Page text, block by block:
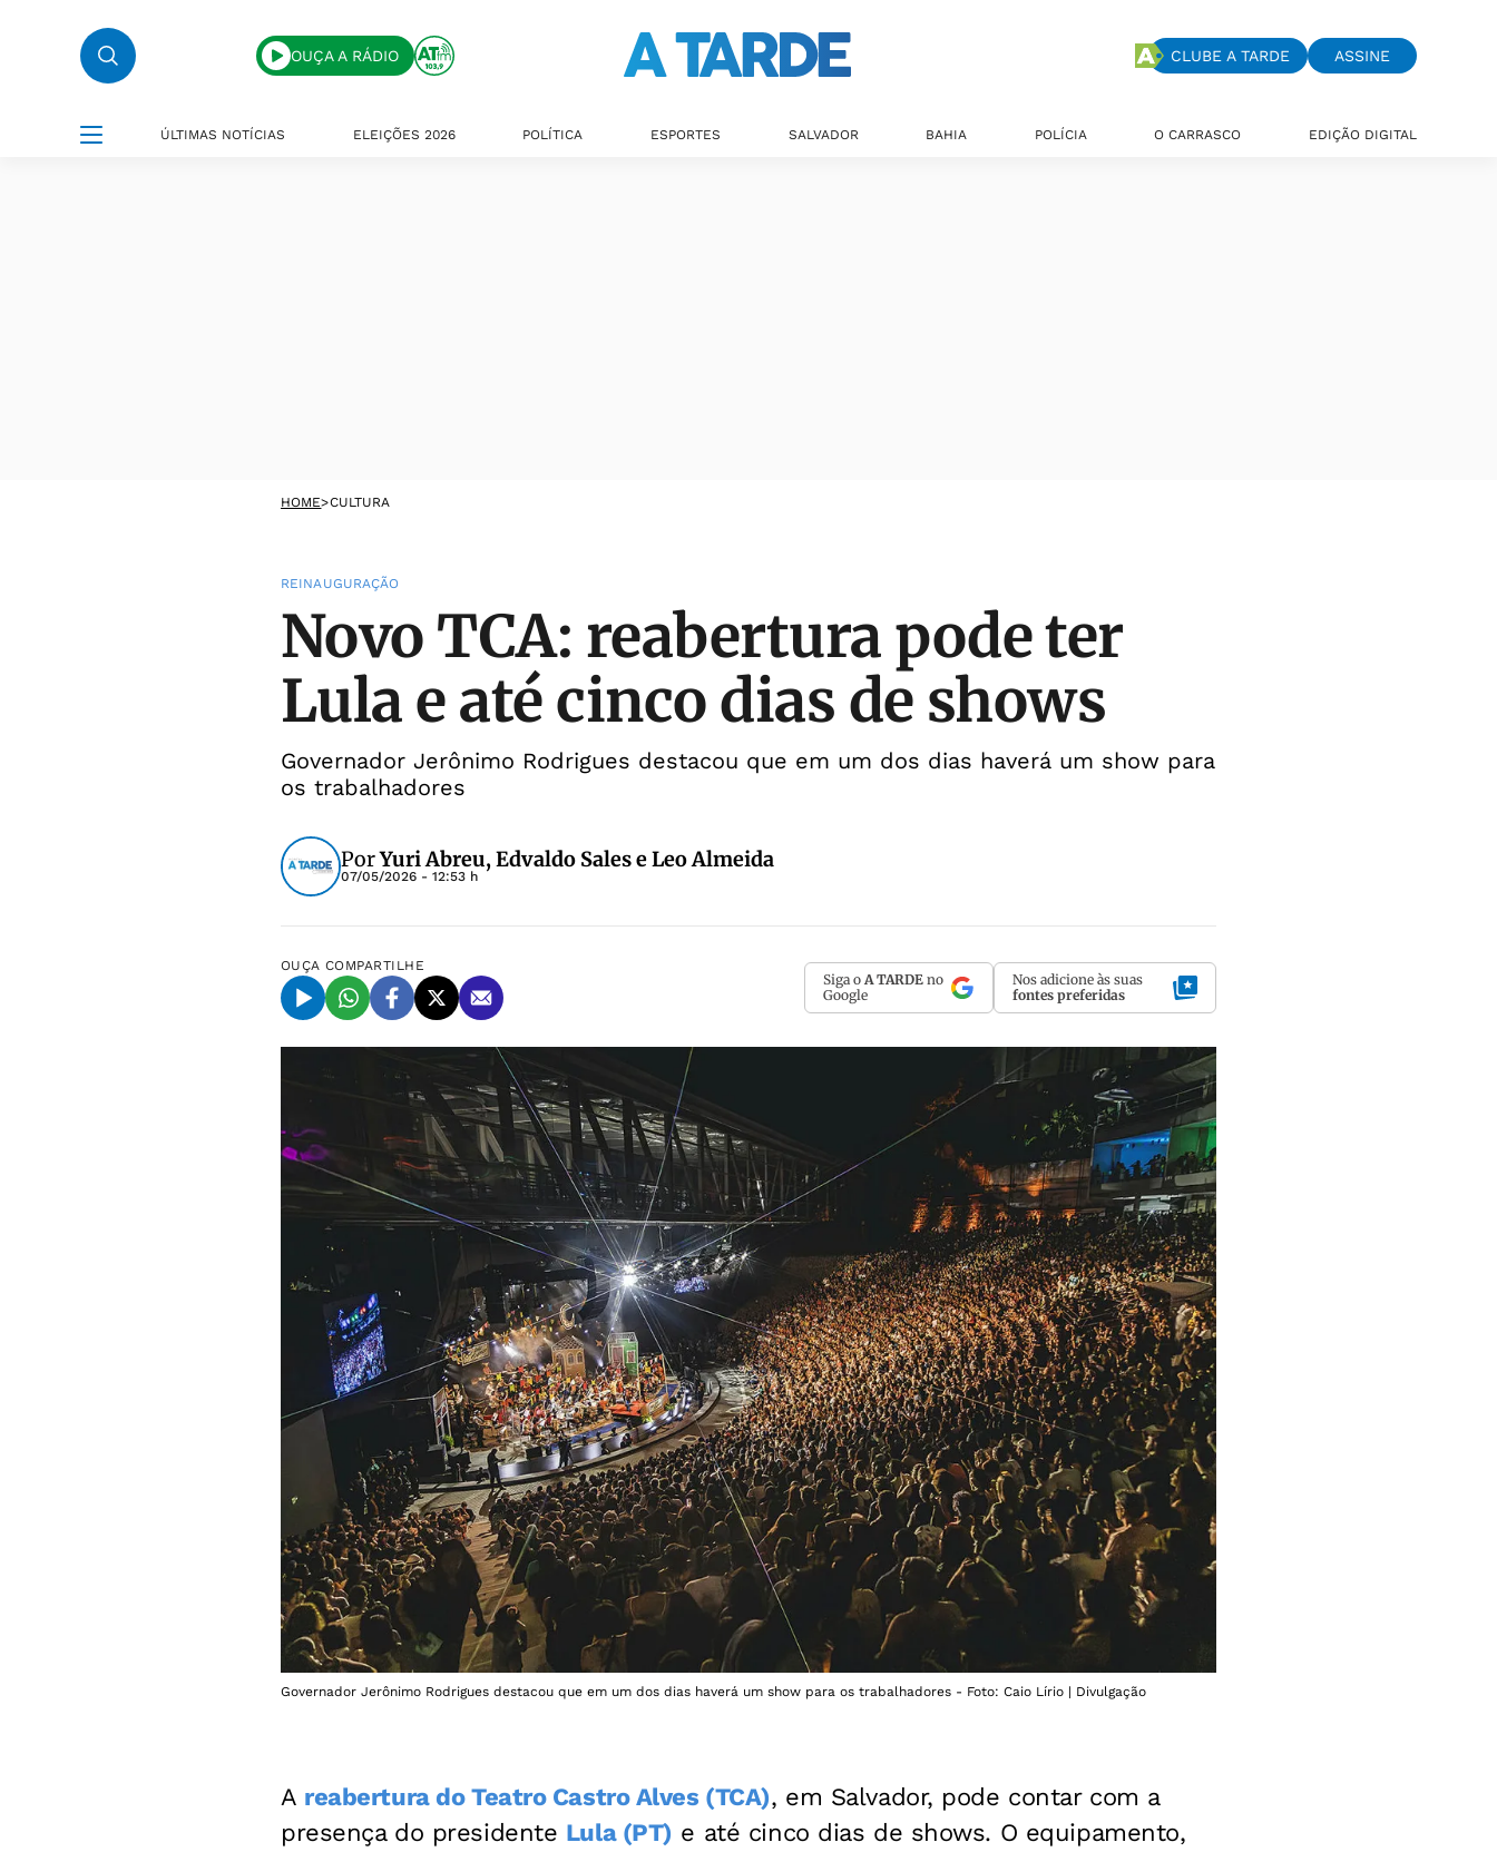
OUÇA A RÁDIO CLUBE A TARDE ASSINE
ÚLTIMAS NOTÍCIAS ELEIÇÕES 2026 POLÍTICA ESPORTES SALVADOR BAHIA POLÍCIA O CARRASCO EDIÇÃO DIGITAL
HOME>CULTURA
REINAUGURAÇÃO
Novo TCA: reabertura pode ter
Lula e até cinco dias de shows
Governador Jerônimo Rodrigues destacou que em um dos dias haverá um show para
os trabalhadores
PorYuri Abreu, Edvaldo Sales e Leo Almeida
07/05/2026 - 12:53 h
OUÇA COMPARTILHE
Siga o A TARDE no
Google
Nos adicione às suas
fontes preferidas
Governador Jerônimo Rodrigues destacou que em um dos dias haverá um show para os trabalhadores - Foto: Caio Lírio | Divulgação
A reabertura do Teatro Castro Alves (TCA), em Salvador, pode contar com a
presença do presidente Lula (PT) e até cinco dias de shows. O equipamento,